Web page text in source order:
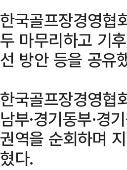
한국골프장경영협
두 마무리하고 기
선 방안 등을 공유
한국골프장경영
남부·경기동부·경
권역을 순회하며
혔다.